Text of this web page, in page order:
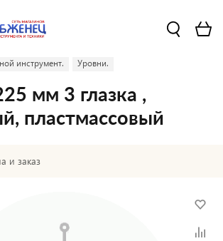
инструмент. Уровни.
мм 3 глазка ,
пластмассовый
и заказ